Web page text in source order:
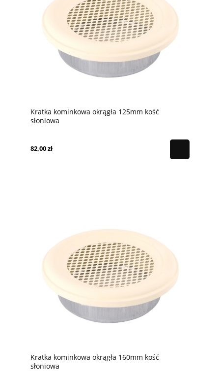
Kratka kominkowa okrągła 125mm kość
słoniowa
82,00 zł
Kratka kominkowa okrągła 160mm kość
słoniowa